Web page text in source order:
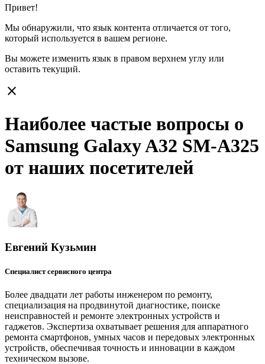
Привет!
Мы обнаружили, что язык контента отличается от того,
который используется в вашем регионе.
Вы можете изменить язык в правом верхнем углу или
оставить текущий.
close
Наиболее частые вопросы о
Samsung Galaxy A32 SM-A325
от наших посетителей
Евгений Кузьмин
Специалист сервисного центра
Более двадцати лет работы инженером по ремонту,
специализация на продвинутой диагностике, поиске
неисправностей и ремонте электронных устройств и
гаджетов. Экспертиза охватывает решения для аппаратного
ремонта смартфонов, умных часов и передовых электронных
устройств, обеспечивая точность и инновации в каждом
техническом вызове.